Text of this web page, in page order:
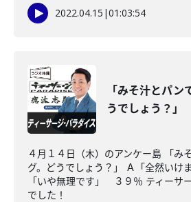
2022.04.15 |01:03:54
「みそ汁とパ
うでしょう？」
４月１４日（木）のアンケー島 「み
グ。どうでしょう？」 Ａ「全然い
「いや無理です」 ３９％ ティーサ
でした！